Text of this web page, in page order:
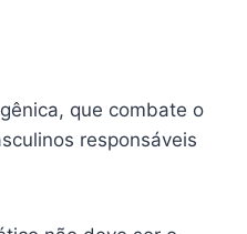
que combate o
responsáveis